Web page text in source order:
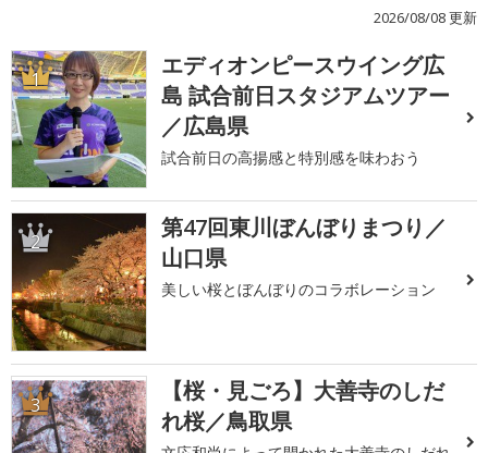
2026/08/08 更新
1
エディオンピースウイング広
島 試合前日スタジアムツアー
／広島県
試合前日の高揚感と特別感を味わおう
2
第47回東川ぼんぼりまつり／
山口県
美しい桜とぼんぼりのコラボレーション
3
【桜・見ごろ】大善寺のしだ
れ桜／鳥取県